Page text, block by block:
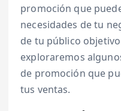
promoción que
necesidades de tu
de tu público
exploraremos
de promoción que
tus ventas.